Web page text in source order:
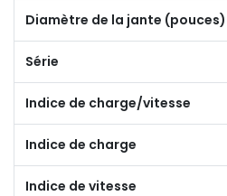
Diamètre de la jante (pouces)
Série
Indice de charge/vitesse
Indice de charge
Indice de vitesse